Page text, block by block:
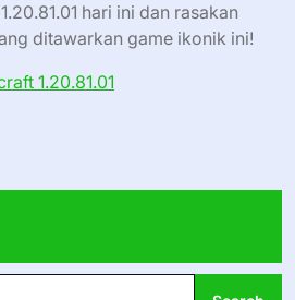
hari ini dan rasakan
ditawarkan game ikonik ini!
1.20.81.01